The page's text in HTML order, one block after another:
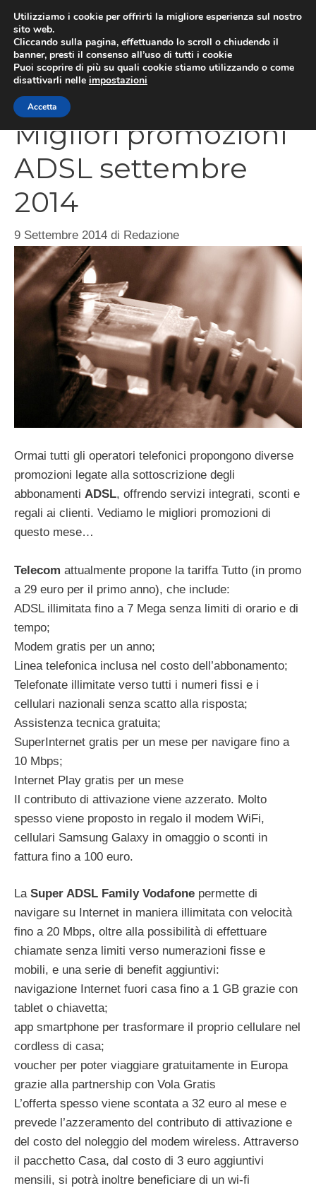
contenuto
Migliori promozioni
ADSL settembre
2014
9 Settembre 2014 di Redazione
Ormai tutti gli operatori telefonici propongono diverse
promozioni legate alla sottoscrizione degli
abbonamenti ADSL, offrendo servizi integrati, sconti e
regali ai clienti. Vediamo le migliori promozioni di
questo mese…
Telecom attualmente propone la tariffa Tutto (in promo
a 29 euro per il primo anno), che include:
ADSL illimitata fino a 7 Mega senza limiti di orario e di
tempo;
Modem gratis per un anno;
Linea telefonica inclusa nel costo dell’abbonamento;
Telefonate illimitate verso tutti i numeri fissi e i
cellulari nazionali senza scatto alla risposta;
Assistenza tecnica gratuita;
SuperInternet gratis per un mese per navigare fino a
10 Mbps;
Internet Play gratis per un mese
Il contributo di attivazione viene azzerato. Molto
spesso viene proposto in regalo il modem WiFi,
cellulari Samsung Galaxy in omaggio o sconti in
fattura fino a 100 euro.
La Super ADSL Family Vodafone permette di
navigare su Internet in maniera illimitata con velocità
fino a 20 Mbps, oltre alla possibilità di effettuare
chiamate senza limiti verso numerazioni fisse e
mobili, e una serie di benefit aggiuntivi:
navigazione Internet fuori casa fino a 1 GB grazie con
tablet o chiavetta;
app smartphone per trasformare il proprio cellulare nel
cordless di casa;
voucher per poter viaggiare gratuitamente in Europa
grazie alla partnership con Vola Gratis
L’offerta spesso viene scontata a 32 euro al mese e
prevede l’azzeramento del contributo di attivazione e
del costo del noleggio del modem wireless. Attraverso
il pacchetto Casa, dal costo di 3 euro aggiuntivi
mensili, si potrà inoltre beneficiare di un wi-fi
Utilizziamo i cookie per offrirti la migliore esperienza sul nostro
sito web.
Cliccando sulla pagina, effettuando lo scroll o chiudendo il
banner, presti il consenso all’uso di tutti i cookie
Puoi scoprire di più su quali cookie stiamo utilizzando o come
disattivarli nelle impostazioni
Accetta